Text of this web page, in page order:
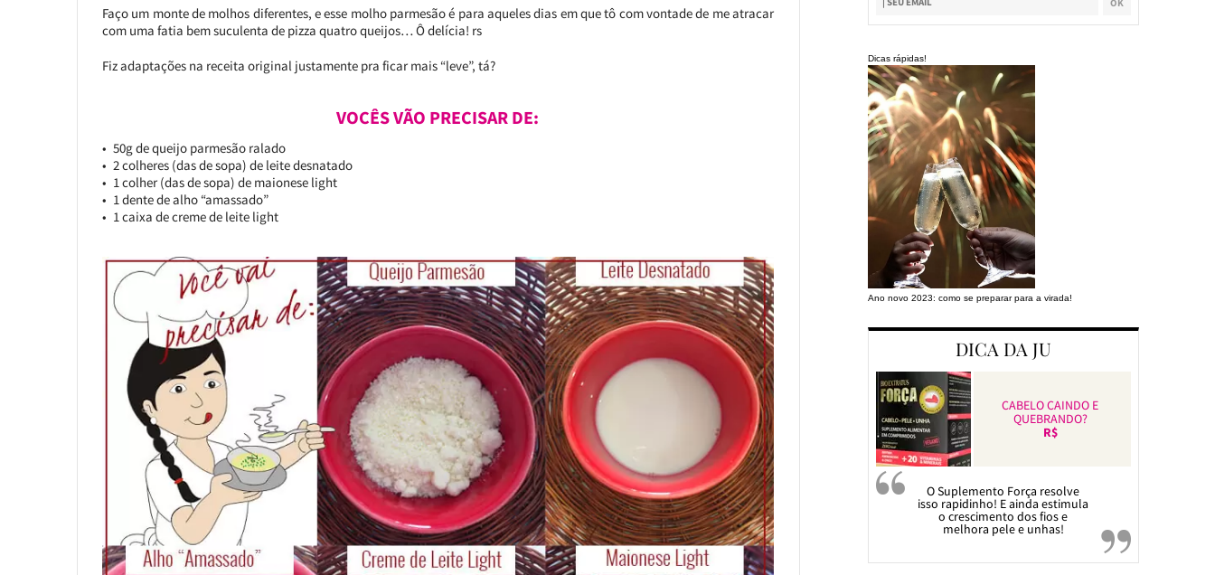
Faço um monte de molhos diferentes, e esse molho parmesão é para aqueles dias em que tô com vontade de me atracar
com uma fatia bem suculenta de pizza quatro queijos… Ô delícia! rs
Fiz adaptações na receita original justamente pra ficar mais “leve”, tá?
VOCÊS VÃO PRECISAR DE:
50g de queijo parmesão ralado
2 colheres (das de sopa) de leite desnatado
1 colher (das de sopa) de maionese light
1 dente de alho “amassado”
1 caixa de creme de leite light
Dicas rápidas!
Ano novo 2023: como se preparar para a virada!
DICA DA JU
CABELO CAINDO E
QUEBRANDO?
R$
O Suplemento Força resolve
isso rapidinho! E ainda estimula
o crescimento dos fios e
melhora pele e unhas!